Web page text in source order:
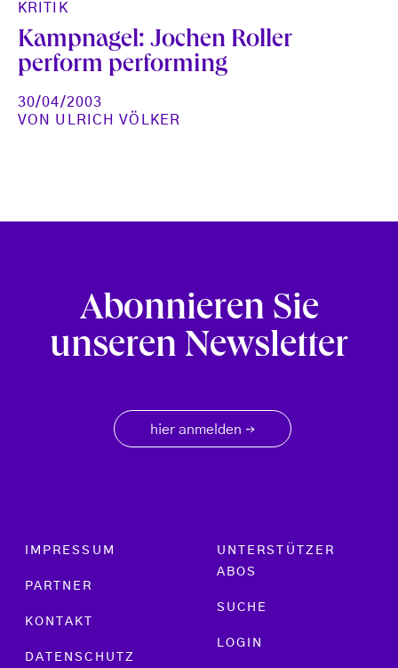
KRITIK
Kampnagel: Jochen Roller
perform performing
30/04/2003
VON ULRICH VÖLKER
Abonnieren Sie
unseren Newsletter
hier anmelden →
Footer menu
IMPRESSUM
PARTNER
KONTAKT
DATENSCHUTZ
UNTERSTÜTZER
ABOS
SUCHE
LOGIN